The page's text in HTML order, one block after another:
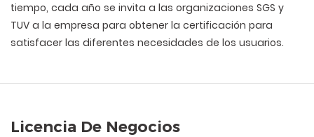
tiempo, cada año se invita a las organizaciones SGS y
TUV a la empresa para obtener la certificación para
satisfacer las diferentes necesidades de los usuarios.
Licencia De Negocios